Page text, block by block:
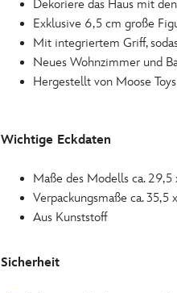
Dekoriere das Haus mit
Exklusive 6,5 cm große
Mit integriertem Griff,
Neues Wohnzimmer und
Hergestellt von Moose Toys
Wichtige Eckdaten
Maße des Modells ca.
Verpackungsmaße ca.
Aus Kunststoff
Sicherheit